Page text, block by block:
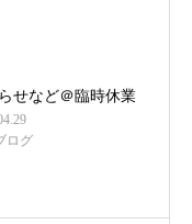
せなど＠臨時休業
ログ